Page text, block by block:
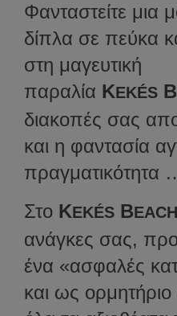
Φανταστείτε μια
δίπλα σε πεύκα
στη μαγευτική
παραλία KEKÉS B
διακοπές σας
και η φαντασία
πραγματικότητα
Στο KEKÉS BEACH
ανάγκες σας,
ένα «ασφαλές
και ως